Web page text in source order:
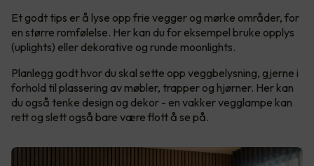
Et godt tips er å lyse opp frie vegger og mørke områder, for
en større romfølelse. Her kan du for eksempel bruke opplys
(uplights) eller dekorative og runde moonlights.
Planlegg godt hvor du skal sette opp veggbelysning, gjerne i
forhold til plassering av møbler, trapper og hjørner. Her kan
du også tenke design og dekor - en vakker vegglampe kan
rett og slett også bare være flott å se på.